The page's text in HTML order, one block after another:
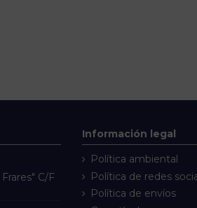
C/F
Información legal
Política ambiental
Política de redes
Política de envíos